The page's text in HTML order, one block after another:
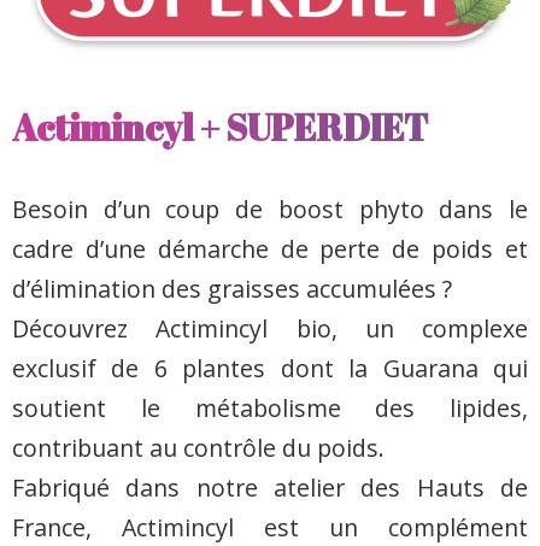
Actimincyl + SUPERDIET
Besoin d’un coup de boost phyto dans le
cadre d’une démarche de perte de poids et
d’élimination des graisses accumulées ?
Découvrez Actimincyl bio, un complexe
exclusif de 6 plantes dont la Guarana qui
soutient le métabolisme des lipides,
contribuant au contrôle du poids.
Fabriqué dans notre atelier des Hauts de
France, Actimincyl est un complément